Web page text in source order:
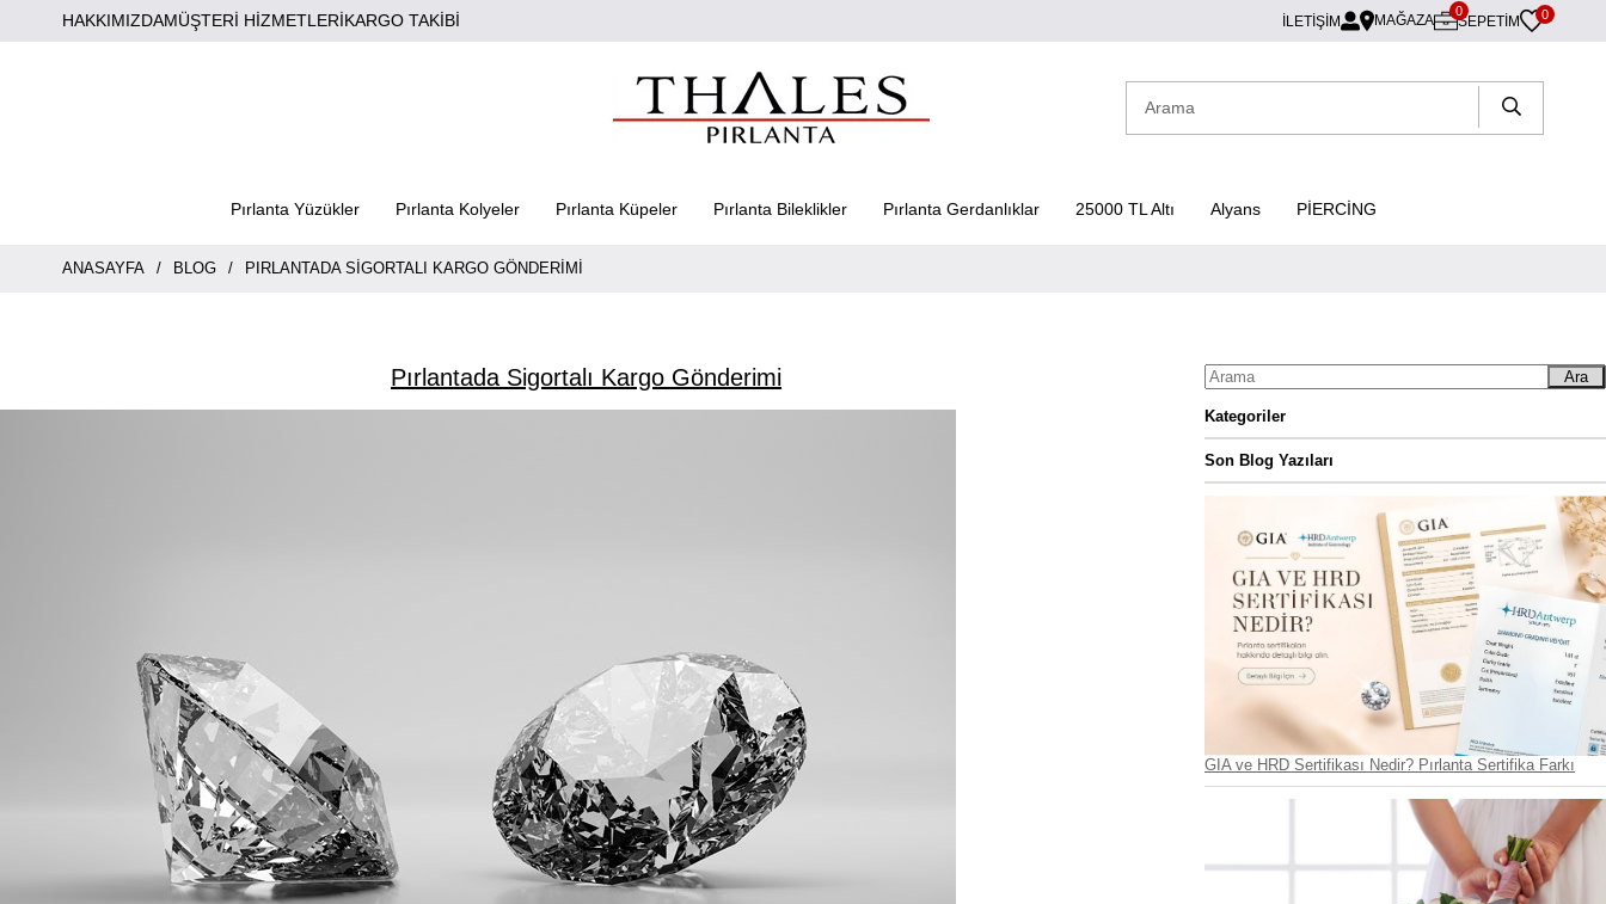
HAKKIMIZDAMÜŞTERİ HİZMETLERİKARGO TAKİBİ İLETİŞİM MAĞAZA SEPETIM
0 0
Pırlanta Yüzükler Pırlanta Kolyeler Pırlanta Küpeler Pırlanta Bileklikler Pırlanta Gerdanlıklar 25000 TL Altı Alyans PİERCİNG
ANASAYFA BLOG PIRLANTADA SIGORTALI KARGO GÖNDERIMI
Pırlantada Sigortalı Kargo Gönderimi Ara
Kategoriler
Son Blog Yazıları
GIA ve HRD Sertifikası Nedir? Pırlanta Sertifika Farkı